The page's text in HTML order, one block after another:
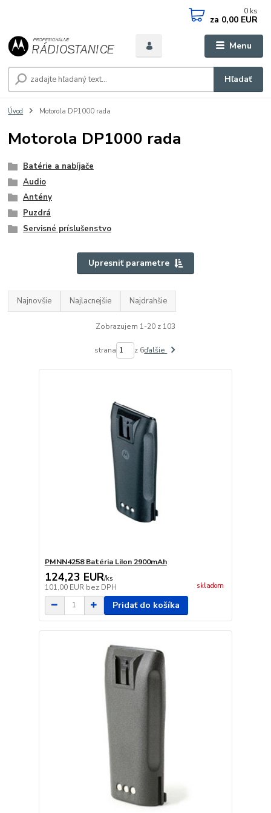
Menu
Hľadať
0 ks
za 0,00 EUR
Úvod Motorola DP1000 rada
Motorola DP1000 rada
Batérie a nabíjače
Audio
Antény
Puzdrá
Servisné príslušenstvo
Upresniť parametre
Najnovšie Najlacnejšie Najdrahšie
Zobrazujem 1-20 z 103
strana z 6ďalšie
PMNN4258 Batéria LiIon 2900mAh
124,23 EUR/ks
101,00 EUR bez DPH skladom
Pridať do košíka